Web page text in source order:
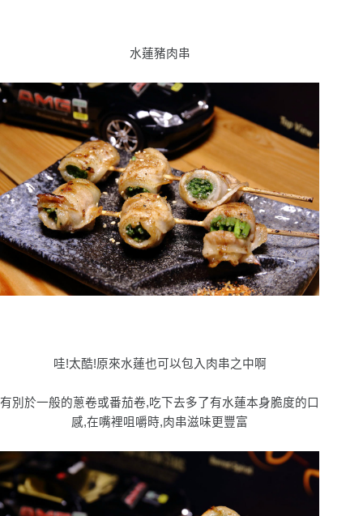
水蓮豬肉串
哇!太酷!原來水蓮也可以包入肉串之中啊
有別於一般的蔥卷或番茄卷,吃下去多了有水蓮本身脆度的口
感,在嘴裡咀嚼時,肉串滋味更豐富